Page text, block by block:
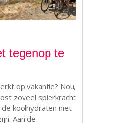
tegenop te
op vakantie? Nou,
zoveel spierkracht
koolhydraten niet
Aan de